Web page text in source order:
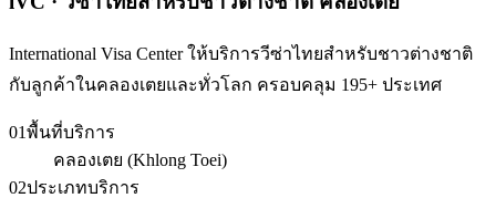
International Visa Center ให้บริการวีซ่าไทยสำหรับชาวต่างชาติ
กับลูกค้าในคลองเตยและทั่วโลก ครอบคลุม 195+ ประเทศ
01พื้นที่บริการ
คลองเตย (Khlong Toei)
02ประเภทบริการ